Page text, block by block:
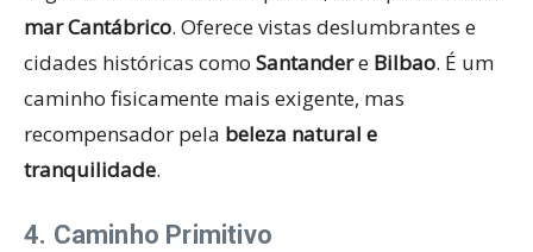
mar Cantábrico. Oferece vistas deslumbrantes e
cidades históricas como Santandere Bilbao. É um
caminho fisicamente mais exigente, mas
recompensador pela beleza natural e
tranquilidade.
4. Caminho Primitivo